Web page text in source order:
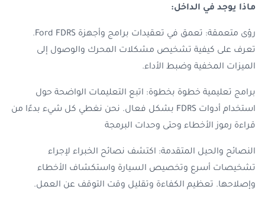
ماذا يوجد في الداخل:
رؤى متعمقة: تعمق في تعقيدات برامج وأجهزة Ford FDRS.
تعرف على كيفية تشخيص مشكلات المحرك والوصول إلى
الميزات المخفية وضبط الأداء.
برامج تعليمية خطوة بخطوة: اتبع التعليمات الواضحة حول
استخدام أدوات FDRS بشكل فعال. نحن نغطي كل شيء بدءًا من
قراءة رموز الأخطاء وحتى وحدات البرمجة
النصائح والحيل المتقدمة: اكتشف نصائح الخبراء لإجراء
تشخيصات أسرع وتخصيص السيارة واستكشاف الأخطاء
وإصلاحها. تعظيم الكفاءة وتقليل وقت التوقف عن العمل.